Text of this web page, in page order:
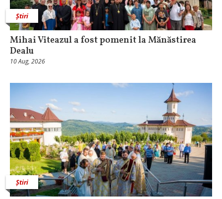
Știri
Mihai Viteazul a fost pomenit la Mănăstirea
Dealu
10 Aug, 2026
Știri